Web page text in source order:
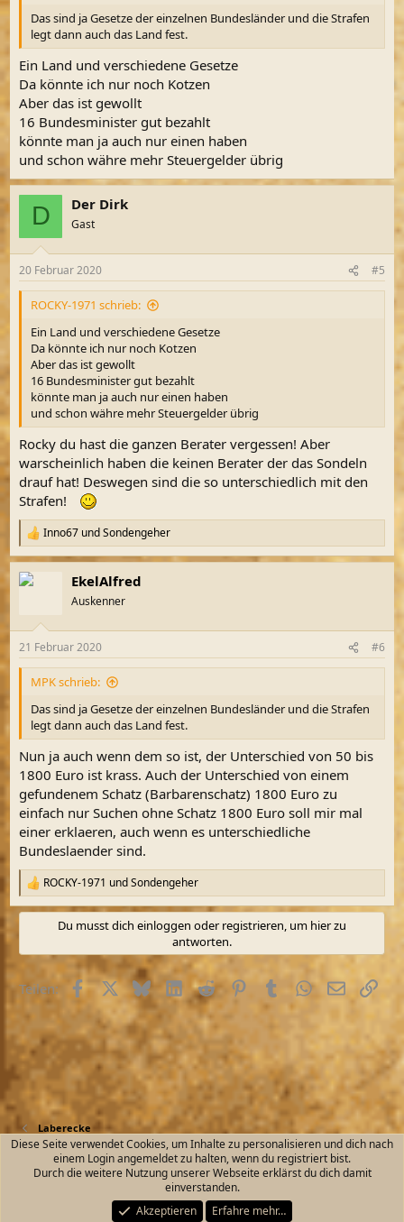
Das sind ja Gesetze der einzelnen Bundesländer und die Strafen
legt dann auch das Land fest.
Ein Land und verschiedene Gesetze
Da könnte ich nur noch Kotzen
Aber das ist gewollt
16 Bundesminister gut bezahlt
könnte man ja auch nur einen haben
und schon währe mehr Steuergelder übrig
D Der Dirk
Gast
20 Februar 2020 #5
ROCKY-1971 schrieb:
Ein Land und verschiedene Gesetze
Da könnte ich nur noch Kotzen
Aber das ist gewollt
16 Bundesminister gut bezahlt
könnte man ja auch nur einen haben
und schon währe mehr Steuergelder übrig
Rocky du hast die ganzen Berater vergessen! Aber
warscheinlich haben die keinen Berater der das Sondeln
drauf hat! Deswegen sind die so unterschiedlich mit den
Strafen!
R
e
a
k
e
n
Inno67 undSondengeher
EkelAlfred
Auskenner
21 Februar 2020 #6
MPK schrieb:
Das sind ja Gesetze der einzelnen Bundesländer und die Strafen
legt dann auch das Land fest.
Nun ja auch wenn dem so ist, der Unterschied von 50 bis
1800 Euro ist krass. Auch der Unterschied von einem
gefundenem Schatz (Barbarenschatz) 1800 Euro zu
einfach nur Suchen ohne Schatz 1800 Euro soll mir mal
einer erklaeren, auch wenn es unterschiedliche
Bundeslaender sind.
R
e
a
i
n
ROCKY-1971 undSondengeher
Du musst dich einloggen oder registrieren, um hier zu
antworten.
Teilen: FacebookX (Twitter)
BlueskyLinkedIn
Reddit PinterestTumblrWhatsApp
E-MailLink
Laberecke
Kontakt Nutzungsbedingungen
Datenschutz
Start
R
S
Community platform by XenForo® © 2010-2026 XenForo Ltd.
Diese Seite verwendet Cookies, um Inhalte zu personalisieren und dich nach
einem Login angemeldet zu halten, wenn du registriert bist.
Durch die weitere Nutzung unserer Webseite erklärst du dich damit
einverstanden.
Akzeptieren
Erfahre mehr…